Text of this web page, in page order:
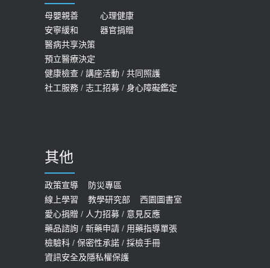
女性必看國健署公費懶人包！這幾項檢
查完全免費 沒做虧大了
2026-05-14
一定得換人工關節
2019-10-08
20歲迪士尼男星因癲癇猝逝 老人小
孩最好發、醫師點出8大前兆
2019-07-09
預約
2022-01-07
114年【公費流感及新冠疫苗】門診
預約
2025-09-30
母嬰親善
心理健康
安寧緩和
器官捐贈
醫病共享決策
預立醫療決定
健康檢查 / 講座活動 / 共同照護
社工服務 / 志工招募 / 身心障礙鑑定
其他
政策宣導
防災專區
線上學習
教學研究部
西園圖書室
愛心捐贈 / 人力招募 / 意見反應
藥品諮詢 / 新藥申請 / 用藥指導單張
檢驗科 / 保密性承諾 / 採檢手冊
資訊安全及隱私權保護